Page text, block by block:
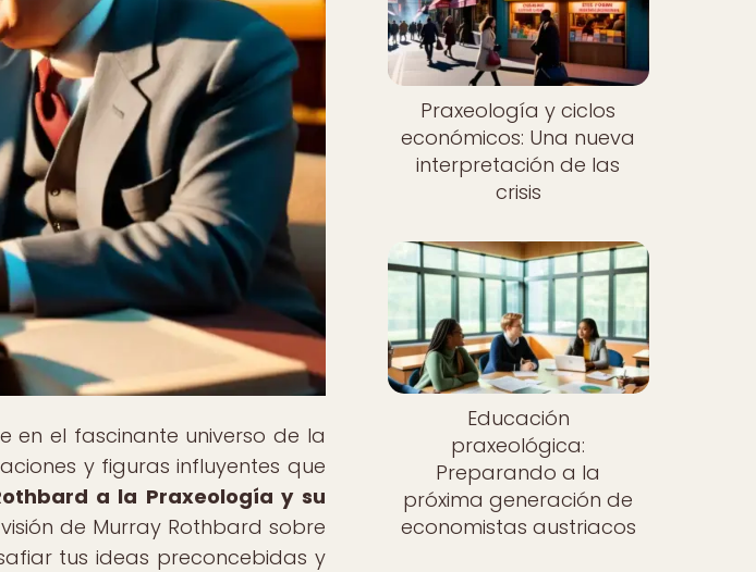
en el fascinante universo de la
y figuras influyentes que
a la Praxeología y su
de Murray Rothbard sobre
tus ideas preconcebidas y
Praxeología y ciclos
económicos: Una nueva
interpretación de las
crisis
Educación
praxeológica:
Preparando a la
próxima generación de
economistas austriacos